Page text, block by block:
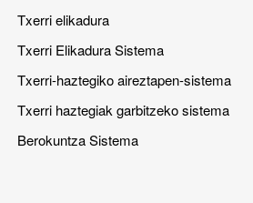
Txerri elikadura
Txerri Elikadura Sistema
Txerri-haztegiko aireztapen-sistema
Txerri haztegiak garbitzeko sistema
Berokuntza Sistema